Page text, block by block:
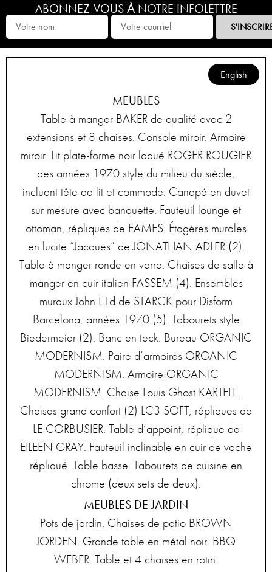
ABONNEZ-VOUS À NOTRE INFOLETTRE
English
MEUBLES
Table à manger BAKER de qualité avec 2
extensions et 8 chaises. Console miroir. Armoire
miroir. Lit plate-forme noir laqué ROGER ROUGIER
des années 1970 style du milieu du siècle,
incluant tête de lit et commode. Canapé en duvet
sur mesure avec banquette. Fauteuil lounge et
ottoman, répliques de EAMES. Étagères murales
en lucite “Jacques” de JONATHAN ADLER (2).
Table à manger ronde en verre. Chaises de salle à
manger en cuir italien FASSEM (4). Ensembles
muraux John L1d de STARCK pour Disform
Barcelona, années 1970 (5). Tabourets style
Biedermeier (2). Banc en teck. Bureau ORGANIC
MODERNISM. Paire d’armoires ORGANIC
MODERNISM. Armoire ORGANIC
MODERNISM. Chaise Louis Ghost KARTELL.
Chaises grand confort (2) LC3 SOFT, répliques de
LE CORBUSIER. Table d’appoint, réplique de
EILEEN GRAY. Fauteuil inclinable en cuir de vache
répliqué. Table basse. Tabourets de cuisine en
chrome (deux sets de deux).
MEUBLES DE JARDIN
Pots de jardin. Chaises de patio BROWN
JORDEN. Grande table en métal noir. BBQ
WEBER. Table et 4 chaises en rotin.